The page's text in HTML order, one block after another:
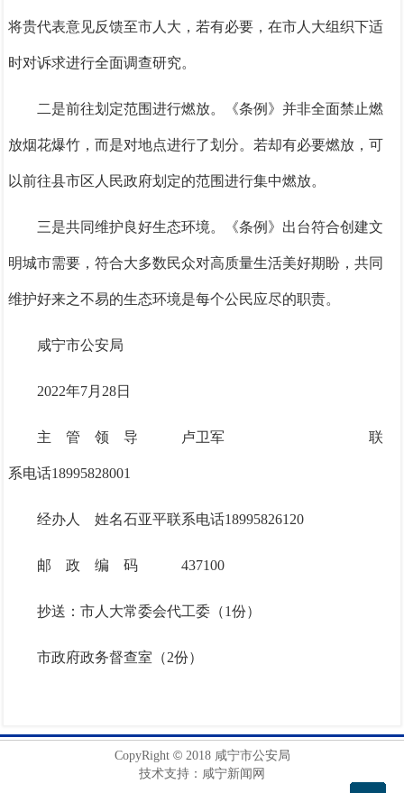
将贵代表意见反馈至市人大，若有必要，在市人大组织下适
时对诉求进行全面调查研究。
二是前往划定范围进行燃放。 《条例》并非全面禁止燃
放烟花爆竹，而是对地点进行了划分。若却有必要燃放，可
以前往县市区人民政府划定的范围进行集中燃放。
三是共同维护良好生态环境。 《条例》出台符合创建文
明城市需要，符合大多数民众对高质量生活美好期盼，共同
维护好来之不易的生态环境是每个公民应尽的职责。
咸宁市公安局
2022年7月 28日
主 管 领 导 卢卫军 联
系电话18995828001
经办人 姓名石亚平联系电话18995826120
邮 政 编 码 437100
抄送：市人大常委会代工委（1份）
市政府政务督查室（2份）
CopyRight ©2018 咸宁市公安局
技术支持：咸宁新闻网